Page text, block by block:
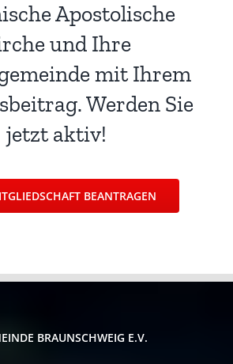
Apostolische
und Ihre
mit Ihrem
Werden Sie
jetzt aktiv!
BEANTRAGEN
BRAUNSCHWEIG E.V.